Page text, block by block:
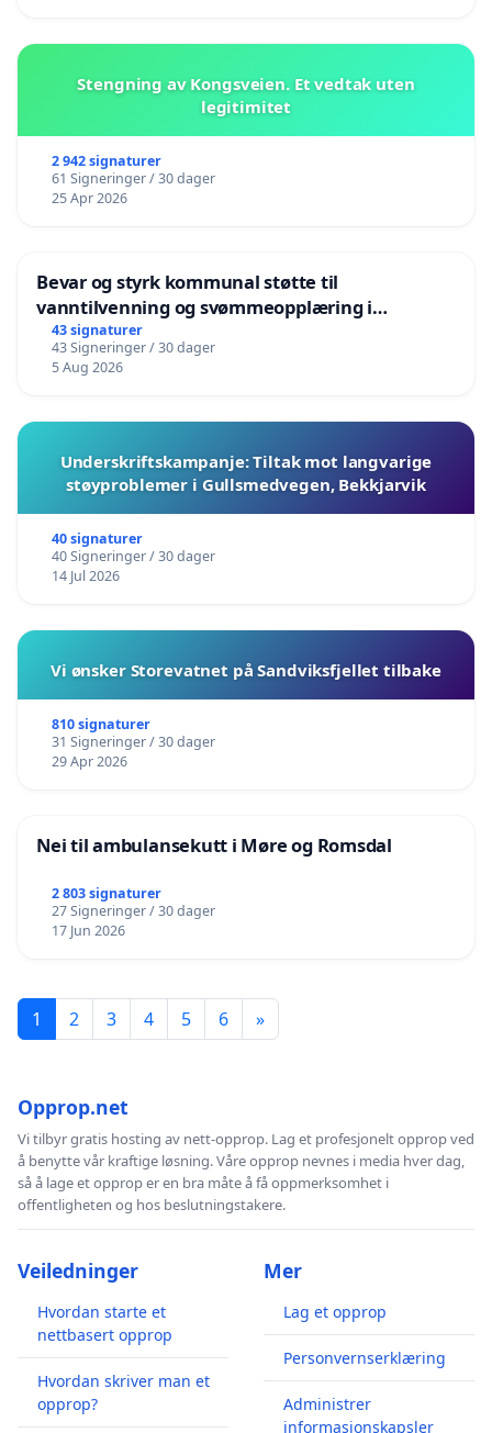
Stengning av Kongsveien. Et vedtak uten
legitimitet
2 942 signaturer
61 Signeringer / 30 dager
25 Apr 2026
Bevar og styrk kommunal støtte til
vanntilvenning og svømmeopplæring i
barnehagene i Haugesund
43 signaturer
43 Signeringer / 30 dager
5 Aug 2026
Underskriftskampanje: Tiltak mot langvarige
støyproblemer i Gullsmedvegen, Bekkjarvik
40 signaturer
40 Signeringer / 30 dager
14 Jul 2026
Vi ønsker Storevatnet på Sandviksfjellet tilbake
810 signaturer
31 Signeringer / 30 dager
29 Apr 2026
Nei til ambulansekutt i Møre og Romsdal
2 803 signaturer
27 Signeringer / 30 dager
17 Jun 2026
1 2 3 4 5 6 »
Opprop.net
Vi tilbyr gratis hosting av nett-opprop. Lag et profesjonelt opprop ved
å benytte vår kraftige løsning. Våre opprop nevnes i media hver dag,
så å lage et opprop er en bra måte å få oppmerksomhet i
offentligheten og hos beslutningstakere.
Veiledninger
Hvordan starte et
nettbasert opprop
Hvordan skriver man et
opprop?
Mer
Lag et opprop
Personvernserklæring
Administrer
informasjonskapsler